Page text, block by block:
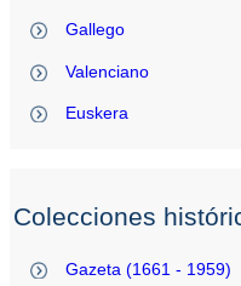
Gallego
Valenciano
Euskera
Colecciones
Gazeta (1661 - 1959)